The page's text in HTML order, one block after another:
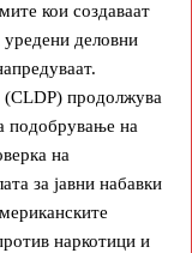
кои создаваат
деловни
(CLDP) продолжува
подобрување на
на
за јавни набавки
наркотици и